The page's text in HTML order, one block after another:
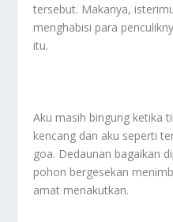
tersebut. Makanya,
menghabisi para
itu.
Aku masih bingung ketika
kencang dan aku seperti
goa. Dedaunan bagaikan
pohon bergesekan
amat menakutkan.